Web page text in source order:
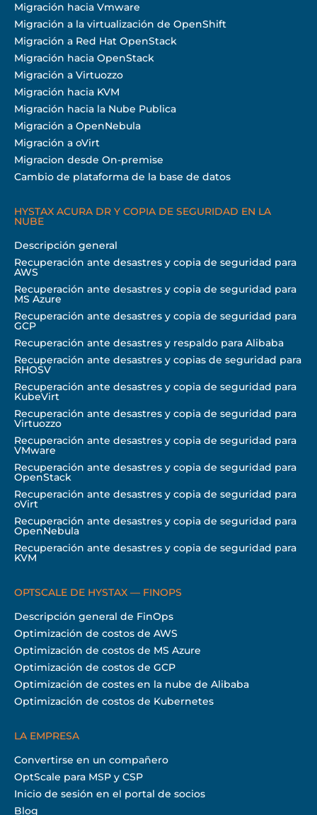
Migración hacia Vmware
Migración a la virtualización de OpenShift
Migración a Red Hat OpenStack
Migración hacia OpenStack
Migración a Virtuozzo
Migración hacia KVM
Migración hacia la Nube Publica
Migración a OpenNebula
Migración a oVirt
Migracion desde On-premise
Cambio de plataforma de la base de datos
HYSTAX ACURA DR Y COPIA DE SEGURIDAD EN LA
NUBE
Descripción general
Recuperación ante desastres y copia de seguridad para
AWS
Recuperación ante desastres y copia de seguridad para
MS Azure
Recuperación ante desastres y copia de seguridad para
GCP
Recuperación ante desastres y respaldo para Alibaba
Recuperación ante desastres y copias de seguridad para
RHOSV
Recuperación ante desastres y copia de seguridad para
KubeVirt
Recuperación ante desastres y copia de seguridad para
Virtuozzo
Recuperación ante desastres y copia de seguridad para
VMware
Recuperación ante desastres y copia de seguridad para
OpenStack
Recuperación ante desastres y copia de seguridad para
oVirt
Recuperación ante desastres y copia de seguridad para
OpenNebula
Recuperación ante desastres y copia de seguridad para
KVM
OPTSCALE DE HYSTAX — FINOPS
Descripción general de FinOps
Optimización de costos de AWS
Optimización de costos de MS Azure
Optimización de costos de GCP
Optimización de costes en la nube de Alibaba
Optimización de costos de Kubernetes
LA EMPRESA
Convertirse en un compañero
OptScale para MSP y CSP
Inicio de sesión en el portal de socios
Blog